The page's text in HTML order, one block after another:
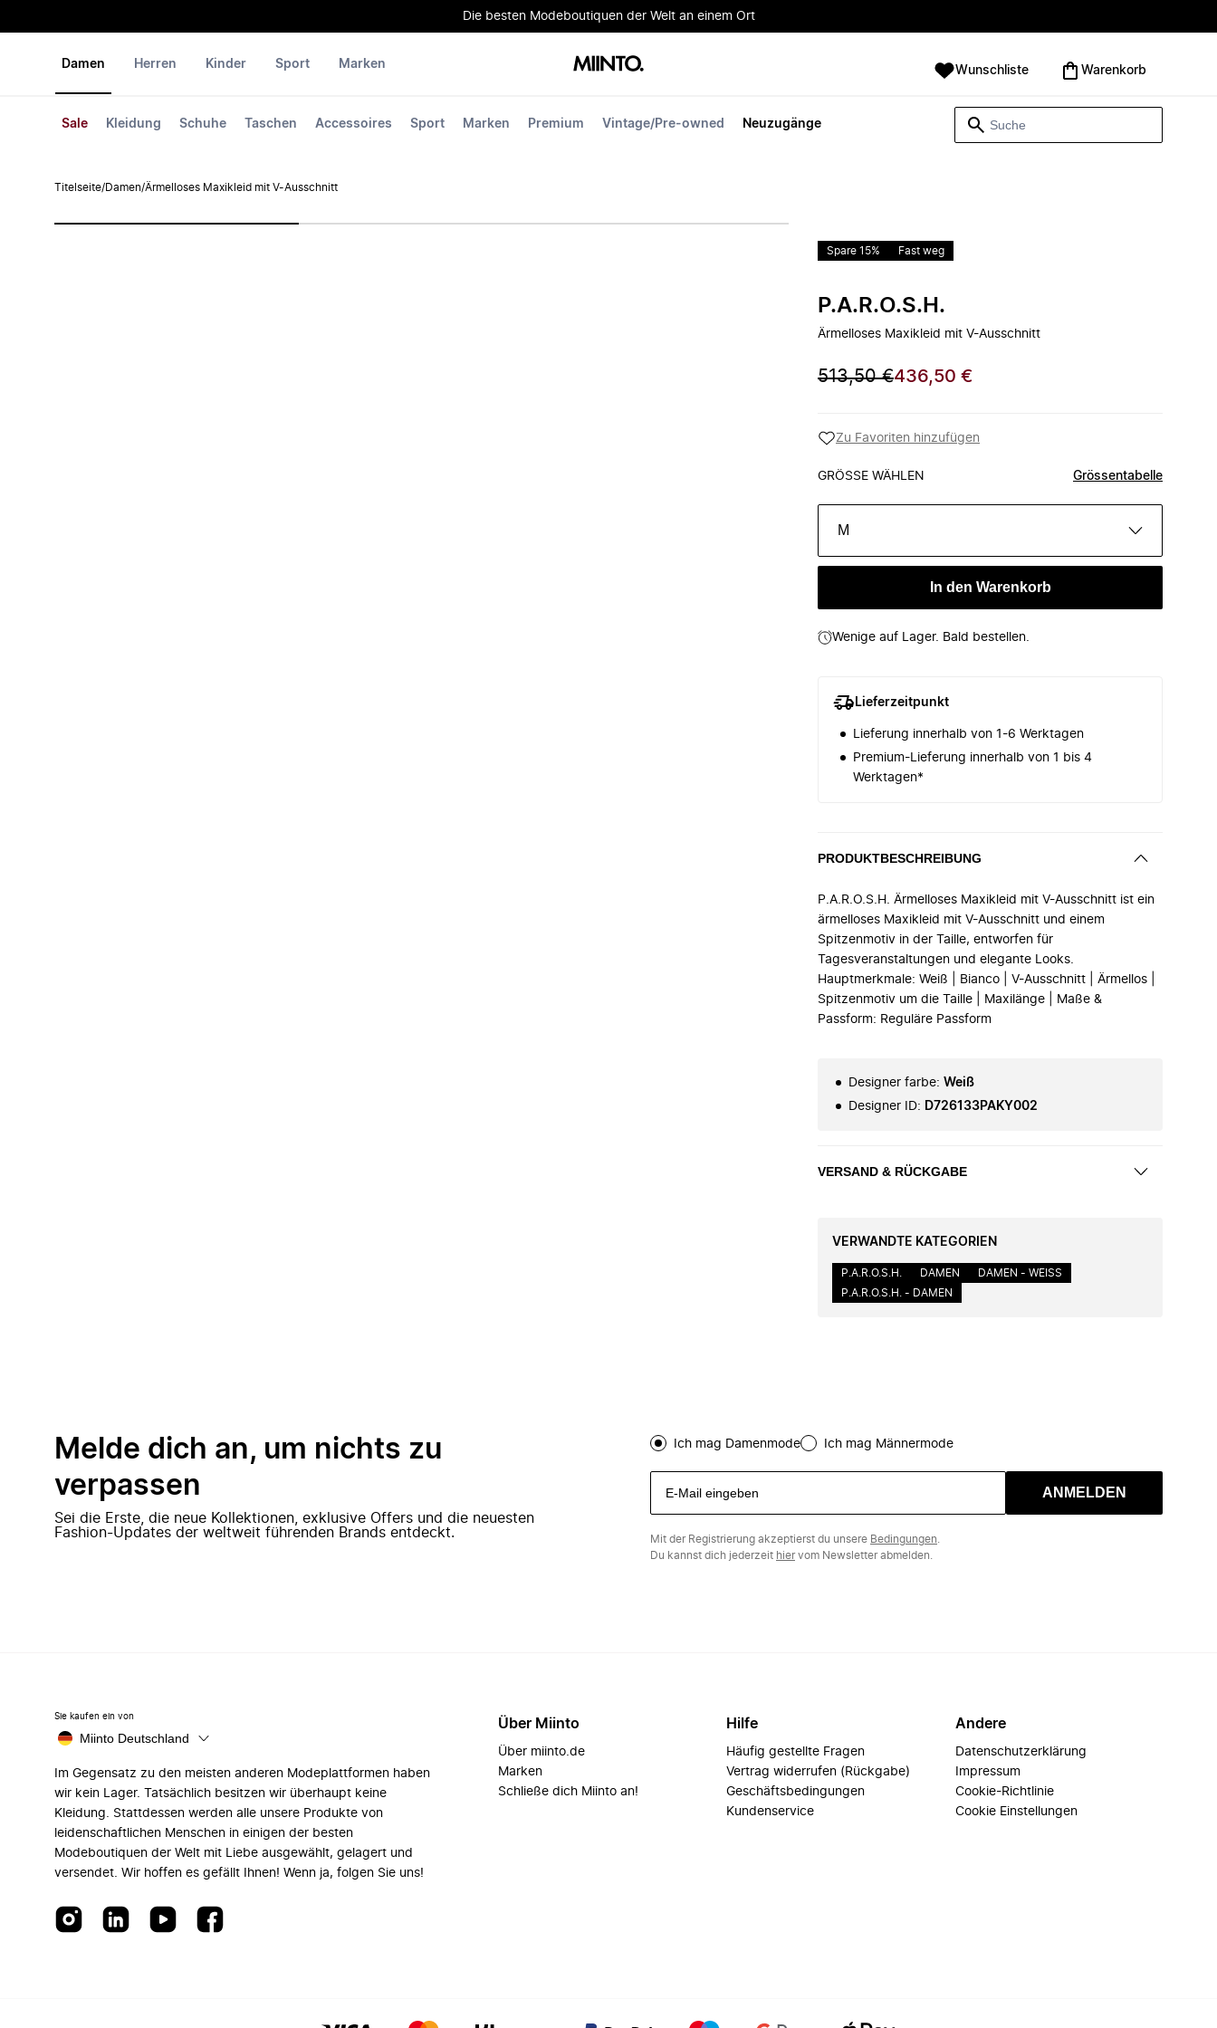
Die besten Modeboutiquen der Welt an einem Ort
Damen
Sale Kleidung Schuhe Taschen Accessoires Sport Marken Premium Vintage/Pre-owned Neuzugänge
Herren Kinder Sport Marken Wunschliste Warenkorb
Titelseite/Damen/Ärmelloses Maxikleid mit V-Ausschnitt
Spare 15% Fast weg
P.A.R.O.S.H.
Ärmelloses Maxikleid mit V-Ausschnitt
513,50 €436,50 €
Zu Favoriten hinzufügen
GRÖSSE WÄHLEN Grössentabelle
M
In den Warenkorb
Wenige auf Lager. Bald bestellen.
Lieferzeitpunkt
Lieferung innerhalb von 1-6 Werktagen
Premium-Lieferung innerhalb von 1 bis 4
Werktagen*
PRODUKTBESCHREIBUNG
P.A.R.O.S.H. Ärmelloses Maxikleid mit V-Ausschnitt ist ein
ärmelloses Maxikleid mit V-Ausschnitt und einem
Spitzenmotiv in der Taille, entworfen für
Tagesveranstaltungen und elegante Looks.
Hauptmerkmale: Weiß | Bianco | V-Ausschnitt | Ärmellos |
Spitzenmotiv um die Taille | Maxilänge | Maße &
Passform: Reguläre Passform
Designer farbe: Weiß
Designer ID: D726133PAKY002
VERSAND & RÜCKGABE
VERWANDTE KATEGORIEN
P.A.R.O.S.H. DAMEN
DAMEN - WEISS
P.A.R.O.S.H. - DAMEN
Melde dich an, um nichts zu
verpassen
Sei die Erste, die neue Kollektionen, exklusive Offers und die neuesten
Fashion-Updates der weltweit führenden Brands entdeckt.
Ich mag Damenmode Ich mag Männermode
ANMELDEN
Mit der Registrierung akzeptierst du unsere Bedingungen
Du kannst dich jederzeit hiervom Newsletter abmelden.
Sie kaufen ein von
Miinto Deutschland
Im Gegensatz zu den meisten anderen Modeplattformen haben
wir kein Lager. Tatsächlich besitzen wir überhaupt keine
Kleidung. Stattdessen werden alle unsere Produkte von
leidenschaftlichen Menschen in einigen der besten
Modeboutiquen der Welt mit Liebe ausgewählt, gelagert und
versendet. Wir hoffen es gefällt Ihnen! Wenn ja, folgen Sie uns!
Über Miinto
Über miinto.de
Marken
Schließe dich Miinto an!
Hilfe
Häufig gestellte Fragen
Vertrag widerrufen (Rückgabe)
Geschäftsbedingungen
Kundenservice
Andere
Datenschutzerklärung
Impressum
Cookie-Richtlinie
Cookie Einstellungen